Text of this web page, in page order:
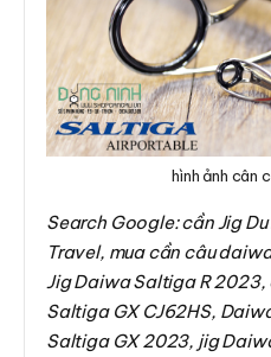
hình ảnh cân
Search Google: cần Jig
Travel, mua cần câu
Jig Daiwa Saltiga R
Saltiga GX CJ62HS,
Saltiga GX 2023, jig